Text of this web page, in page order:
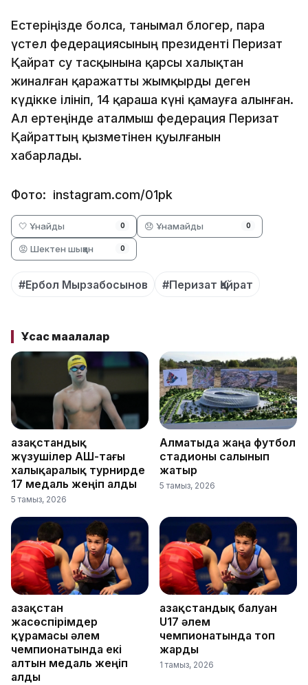
Естеріңізде болса, танымал блогер, пара
үстел федерациясының президенті Перизат
Қайрат су тасқынына қарсы халықтан
жиналған қаражатты жымқырды деген
күдікке ілініп, 14 қараша күні қамауға алынған.
Ал ертеңінде аталмыш федерация Перизат
Қайраттың қызметінен қуылғанын
хабарлады.
Фото: instagram.com/01pk
🤍 Ұнайды 0 😞 Ұнамайды 0
😡 Шектен шыққан 0
#Ербол Мырзабосынов #Перизат Қайрат
Ұқсас мақалалар
Қазақстандық
жүзушілер АҚШ-тағы
халықаралық турнирде
17 медаль жеңіп алды
5 тамыз, 2026
Алматыда жаңа футбол
стадионы салынып
жатыр
5 тамыз, 2026
Қазақстан
жасөспірімдер
құрамасы әлем
чемпионатында екі
алтын медаль жеңіп
алды
Қазақстандық балуан
U17 әлем
чемпионатында топ
жарды
1 тамыз, 2026